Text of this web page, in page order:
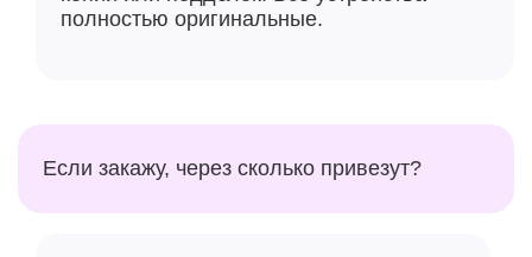
полностью оригинальные.
Если закажу, через сколько привезут?